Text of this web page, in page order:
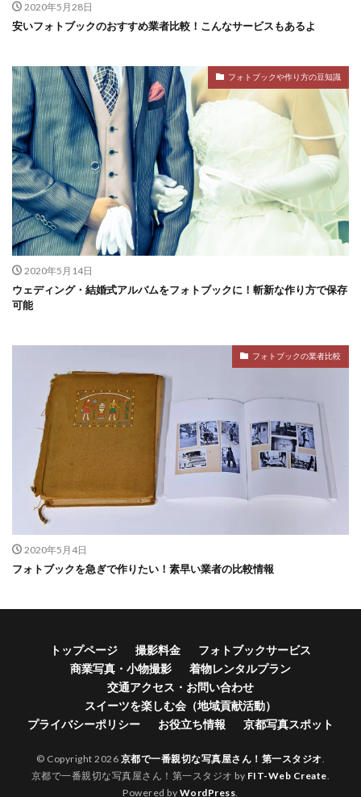
2020年5月28日
安いフォトブックのおすすめ業者比較！こんなサービスもあるよ
フォトブックや作り方の豆知識
2020年5月14日
ウェディング・結婚式アルバムをフォトブックに！斬新な作り方で保存
可能
フォトブックの業者比較
2020年5月4日
フォトブックを急ぎで作りたい！素早い業者の比較情報
トップページ 撮影料金
フォトブックサービス
商業写真・小物撮影
着物レンタルプラン
交通アクセス・お問い合わせ
スイーツを楽しむ会（地域貢献活動）
プライバシーポリシー
お役立ち情報 京都写真スポット
© Copyright 2026 京都で一番親切な写真屋さん！第一スタジオ
京都で一番親切な写真屋さん！第一スタジオ by FIT-Web Create
Powered by WordPress